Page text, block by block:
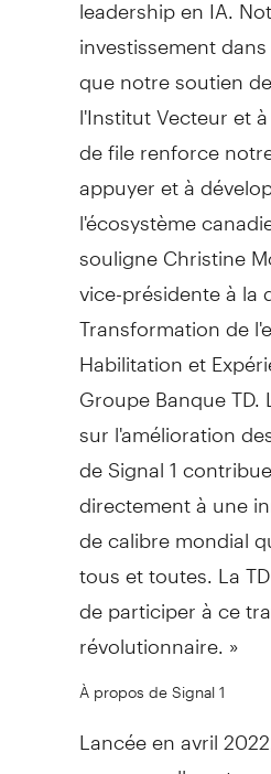
investissement
que notre soutien
l'Institut Vecteur et
de file renforce
appuyer et à
l'écosystème
souligne Christine
vice-présidente à la
Transformation de
Habilitation et
Groupe Banque
sur l'amélioration
de Signal 1
directement à une
de calibre mondial
tous et toutes. La
de participer à ce
révolutionnaire. »
À propos de Signal 1
Lancée en avril